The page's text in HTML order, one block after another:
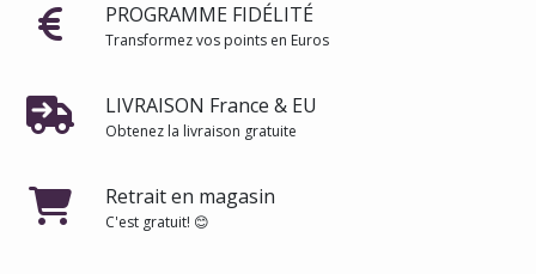
PROGRAMME FIDÉLITÉ
Transformez vos points en Euros
LIVRAISON France & EU
Obtenez la livraison gratuite
Retrait en magasin
C'est gratuit! 😊